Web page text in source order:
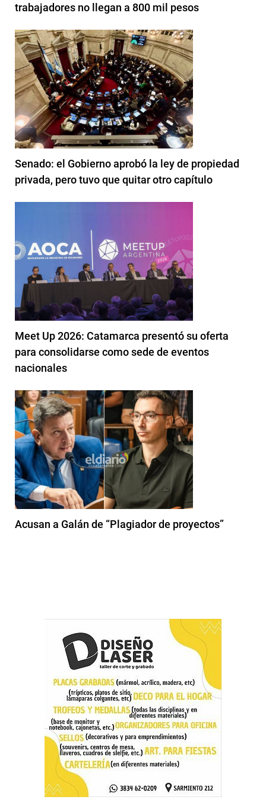
trabajadores no llegan a 800 mil pesos
Senado: el Gobierno aprobó la ley de propiedad
privada, pero tuvo que quitar otro capítulo
Meet Up 2026: Catamarca presentó su oferta
para consolidarse como sede de eventos
nacionales
Acusan a Galán de “Plagiador de proyectos”